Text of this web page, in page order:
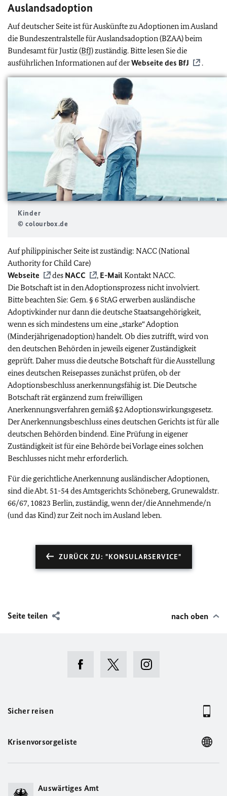
Auslandsadoption
Auf deutscher Seite ist für Auskünfte zu Adoptionen im Ausland
die Bundeszentralstelle für Auslandsadoption (BZAA) beim
Bundesamt für Justiz (BfJ) zuständig. Bitte lesen Sie die
ausführlichen Informationen auf derWebseite des BfJ .
Kinder
© colourbox.de
Auf philippinischer Seite ist zuständig: NACC (National
Authority for Child Care)
Webseite
des NACC , E-MailKontakt NACC.
Die Botschaft ist in den Adoptionsprozess nicht involviert.
Bitte beachten Sie: Gem. § 6 StAG erwerben ausländische
Adoptivkinder nur dann die deutsche Staatsangehörigkeit,
wenn es sich mindestens um eine „starke“ Adoption
(Minderjährigenadoption) handelt. Ob dies zutrifft, wird von
den deutschen Behörden in jeweils eigener Zuständigkeit
geprüft. Daher muss die deutsche Botschaft für die Ausstellung
eines deutschen Reisepasses zunächst prüfen, ob der
Adoptionsbeschluss anerkennungsfähig ist. Die Deutsche
Botschaft rät ergänzend zum freiwilligen
Anerkennungsverfahren gemäß §2 Adoptionswirkungsgesetz.
Der Anerkennungsbeschluss eines deutschen Gerichts ist für alle
deutschen Behörden bindend. Eine Prüfung in eigener
Zuständigkeit ist für eine Behörde bei Vorlage eines solchen
Beschlusses nicht mehr erforderlich.
Für die gerichtliche Anerkennung ausländischer Adoptionen,
sind die Abt. 51-54 des Amtsgerichts Schöneberg, Grunewaldstr.
66/67, 10823 Berlin, zuständig, wenn der/die Annehmende/n
(und das Kind) zur Zeit noch im Ausland leben.
ZURÜCK ZU: "KONSULARSERVICE"
Seite teilen nach oben
Sicher reisen
Krisenvorsorgeliste
Auswärtiges Amt